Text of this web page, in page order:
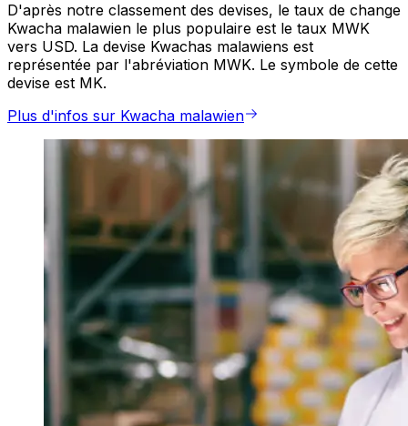
D'après notre classement des devises, le taux de change
Kwacha malawien le plus populaire est le taux MWK
vers USD. La devise Kwachas malawiens est
représentée par l'abréviation MWK. Le symbole de cette
devise est MK.
Plus d'infos sur Kwacha malawien